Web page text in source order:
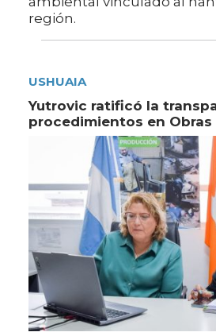
región.
USHUAIA
Yutrovic ratificó la
procedimientos en Obras